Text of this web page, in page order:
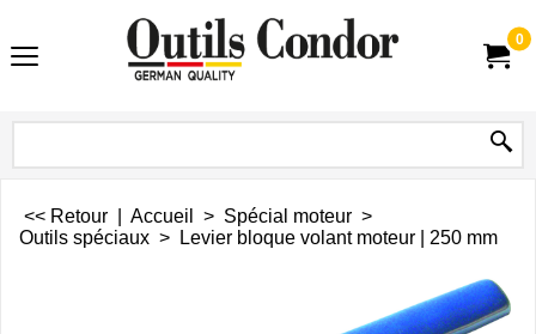
0
<< Retour Accueil > Spécial moteur >
Outils spéciaux > Levier bloque volant moteur | 250 mm